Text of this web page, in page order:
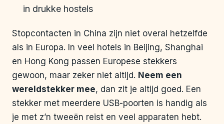
in drukke hostels
Stopcontacten in China zijn niet overal hetzelfde
als in Europa. In veel hotels in Beijing, Shanghai
en Hong Kong passen Europese stekkers
gewoon, maar zeker niet altijd. Neem een
wereldstekker mee, dan zit je altijd goed. Een
stekker met meerdere USB-poorten is handig als
je met z’n tweeën reist en veel apparaten hebt.